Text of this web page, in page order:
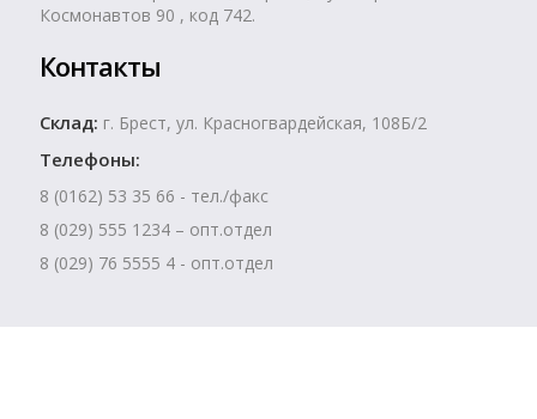
Космонавтов 90 , код 742.
Контакты
Склад: г. Брест, ул. Красногвардейская, 108Б/2
Телефоны:
8 (0162) 53 35 66 - тел./факс
8 (029) 555 1234 – опт.отдел
8 (029) 76 5555 4 - опт.отдел